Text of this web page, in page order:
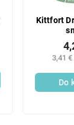
Kittfort
3,41
Do